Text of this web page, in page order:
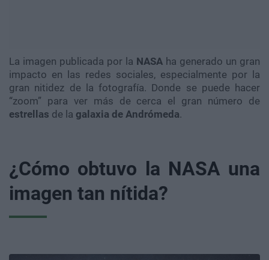
La imagen publicada por la NASA ha generado un gran
impacto en las redes sociales, especialmente por la
gran nitidez de la fotografía. Donde se puede hacer
“zoom” para ver más de cerca el gran número de
estrellas de la galaxia de Andrómeda.
¿Cómo obtuvo la NASA una
imagen tan nítida?